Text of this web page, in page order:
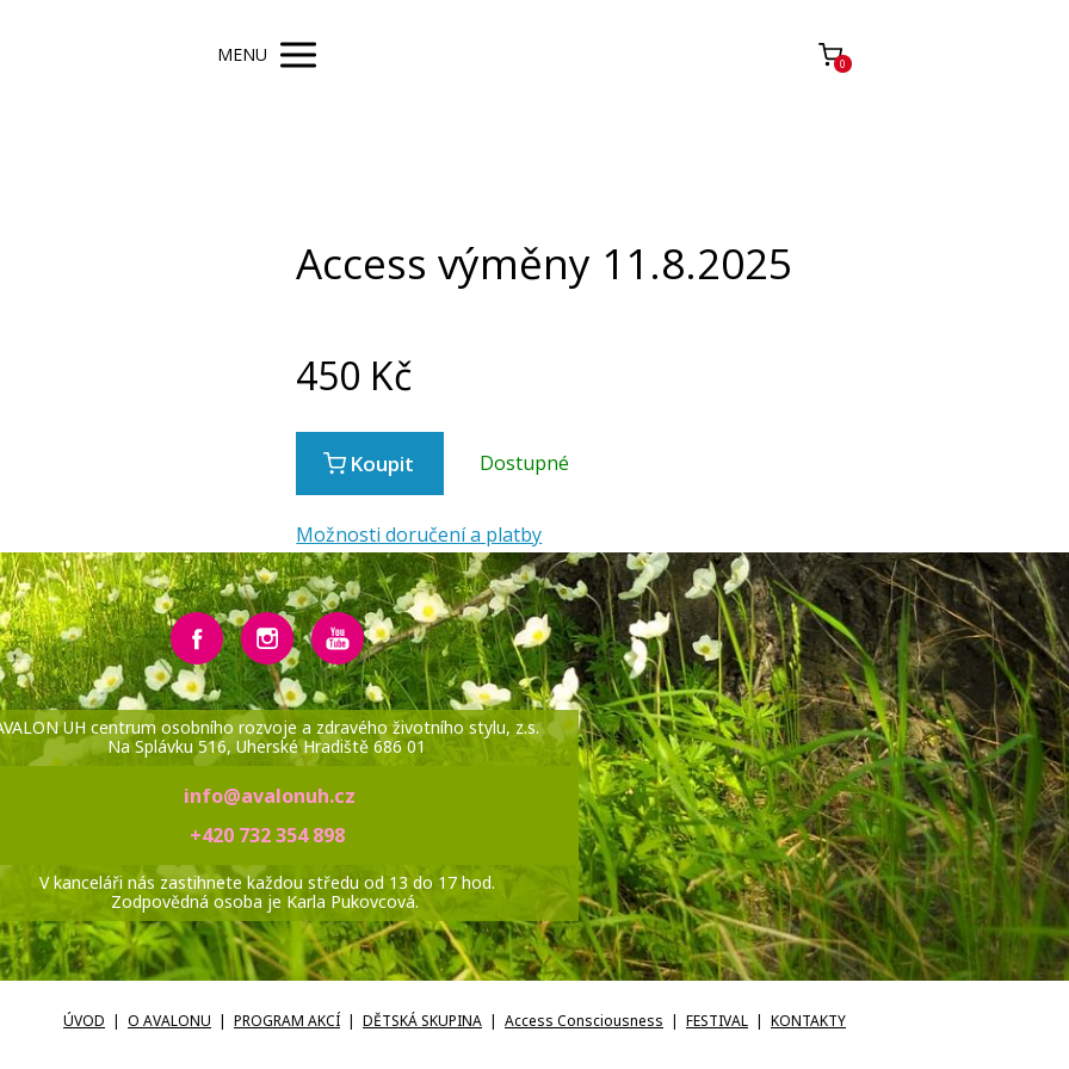
MENU 0
Access výměny 11.8.2025
450 Kč
Koupit Dostupné
Možnosti doručení a platby
UH centrum osobního rozvoje a zdravého životního stylu, z.s.
Na Splávku 516, Uherské Hradiště 686 01
info@avalonuh.cz
+420 732 354 898
V kanceláři nás zastihnete každou středu od 13 do 17 hod.
Zodpovědná osoba je Karla Pukovcová.
ÚVOD O AVALONU PROGRAM AKCÍ DĚTSKÁ SKUPINA Access Consciousness FESTIVAL KONTAKTY